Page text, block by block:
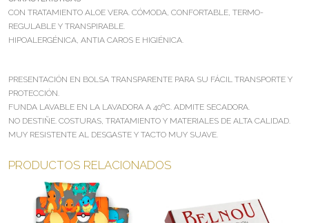
CON TRATAMIENTO ALOE VERA. CÓMODA, CONFORTABLE, TERMO-
REGULABLE Y TRANSPIRABLE.
HIPOALERGÉNICA, ANTIA CAROS E HIGIÉNICA.
PRESENTACIÓN EN BOLSA TRANSPARENTE PARA SU FÁCIL TRANSPORTE Y
PROTECCIÓN.
FUNDA LAVABLE EN LA LAVADORA A 40ºC. ADMITE SECADORA.
NO DESTIÑE. COSTURAS, TRATAMIENTO Y MATERIALES DE ALTA CALIDAD.
MUY RESISTENTE AL DESGASTE Y TACTO MUY SUAVE.
PRODUCTOS RELACIONADOS